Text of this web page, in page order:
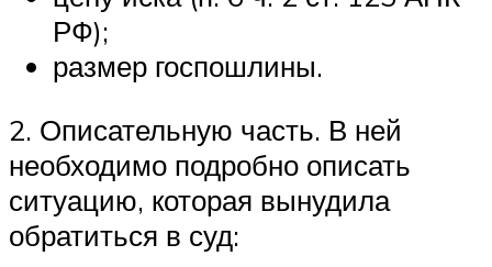
РФ);
размер госпошлины.
2. Описательную часть. В ней
необходимо подробно описать
ситуацию, которая вынудила
обратиться в суд: